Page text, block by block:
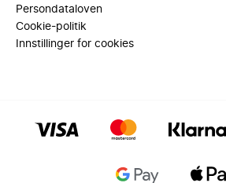
Persondataloven
Cookie-politik
Innstillinger for cookies